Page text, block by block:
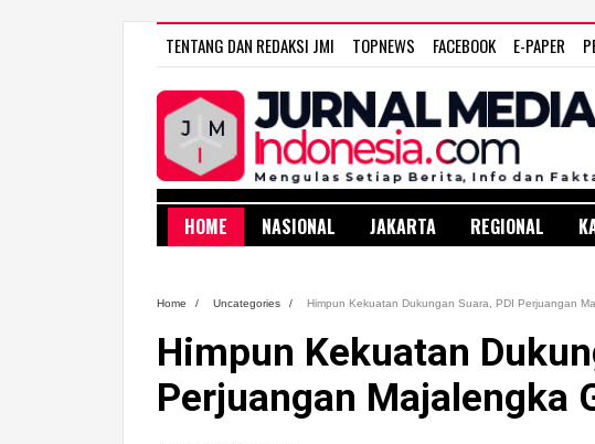
TENTANG DAN REDAKSI JMI TOPNEWS FACEBOOK E-PAPER
HOME NASIONAL JAKARTA REGIONAL
Home / Uncategories / Himpun Kekuatan Dukungan Suara, PDI Perjuangan
Himpun Kekuatan
Perjuangan Majalengka